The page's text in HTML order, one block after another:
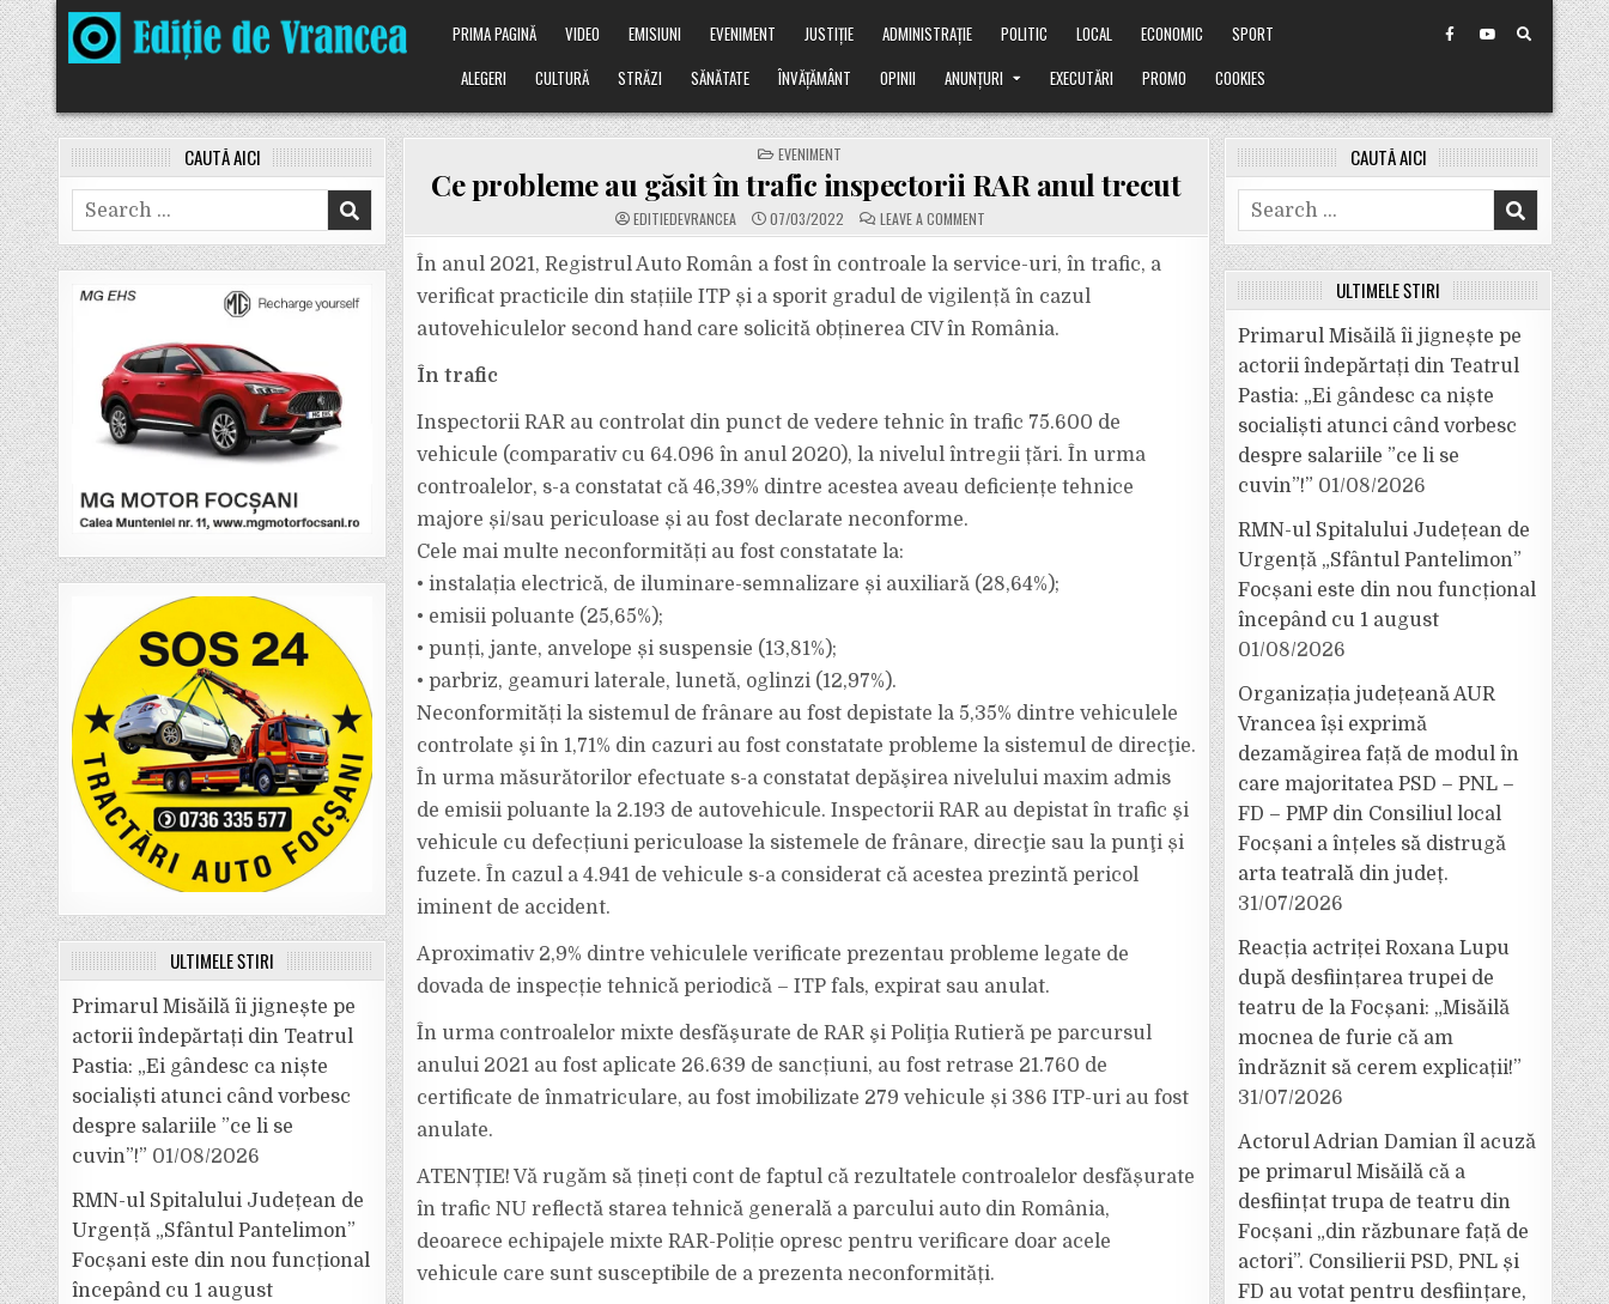
Skip
to
content
PRIMA PAGINĂ VIDEO EMISIUNI EVENIMENT JUSTIȚIE ADMINISTRAȚIE POLITIC LOCAL ECONOMIC
SPORT
ALEGERI
CULTURĂ STRĂZI SĂNĂTATE ÎNVĂȚĂMÂNT OPINII ANUNȚURI EXECUTĂRI PROMO COOKIES
POSTED
IN
EVENIMENT
Ce probleme au găsit în trafic inspectorii RAR anul trecut
EDITIEDEVRANCEA 07/03/2022 LEAVE A COMMENTON
CE
AU
GĂSIT
ÎN
TRAFIC
INSPECTORII
RAR
În anul 2021, Registrul Auto Român a fost în controale la service-uri, în trafic, a
verificat practicile din stațiile ITP și a sporit gradul de vigilență în cazul
autovehiculelor second hand care solicită obținerea CIV în România.
În trafic
Inspectorii RAR au controlat din punct de vedere tehnic în trafic 75.600 de
vehicule (comparativ cu 64.096 în anul 2020), la nivelul întregii țări. În urma
controalelor, s-a constatat că 46,39% dintre acestea aveau deficiențe tehnice
majore și/sau periculoase și au fost declarate neconforme.
Cele mai multe neconformități au fost constatate la:
• instalația electrică, de iluminare-semnalizare și auxiliară (28,64%);
• emisii poluante (25,65%);
• punți, jante, anvelope și suspensie (13,81%);
• parbriz, geamuri laterale, lunetă, oglinzi (12,97%).
Neconformități la sistemul de frânare au fost depistate la 5,35% dintre vehiculele
controlate şi în 1,71% din cazuri au fost constatate probleme la sistemul de direcţie.
În urma măsurătorilor efectuate s-a constatat depăşirea nivelului maxim admis
de emisii poluante la 2.193 de autovehicule. Inspectorii RAR au depistat în trafic şi
vehicule cu defecțiuni periculoase la sistemele de frânare, direcţie sau la punţi și
fuzete. În cazul a 4.941 de vehicule s-a considerat că acestea prezintă pericol
iminent de accident.
Aproximativ 2,9% dintre vehiculele verificate prezentau probleme legate de
dovada de inspecție tehnică periodică – ITP fals, expirat sau anulat.
În urma controalelor mixte desfăşurate de RAR şi Poliţia Rutieră pe parcursul
anului 2021 au fost aplicate 26.639 de sancțiuni, au fost retrase 21.760 de
certificate de înmatriculare, au fost imobilizate 279 vehicule și 386 ITP-uri au fost
anulate.
ATENȚIE! Vă rugăm să țineți cont de faptul că rezultatele controalelor desfășurate
în trafic NU reflectă starea tehnică generală a parcului auto din România,
deoarece echipajele mixte RAR-Poliție opresc pentru verificare doar acele
vehicule care sunt susceptibile de a prezenta neconformități.
CAUTĂ AICI
Search
for:
ULTIMELE ȘTIRI
Primarul Misăilă îi jignește pe
actorii îndepărtați din Teatrul
Pastia: „Ei gândesc ca niște
socialiști atunci când vorbesc
despre salariile ”ce li se
cuvin”!” 01/08/2026
RMN-ul Spitalului Județean de
Urgență „Sfântul Pantelimon”
Focșani este din nou funcțional
începând cu 1 august
CAUTĂ AICI
Search
for:
ULTIMELE ȘTIRI
Primarul Misăilă îi jignește pe
actorii îndepărtați din Teatrul
Pastia: „Ei gândesc ca niște
socialiști atunci când vorbesc
despre salariile ”ce li se
cuvin”!” 01/08/2026
RMN-ul Spitalului Județean de
Urgență „Sfântul Pantelimon”
Focșani este din nou funcțional
începând cu 1 august
01/08/2026
Organizația județeană AUR
Vrancea își exprimă
dezamăgirea față de modul în
care majoritatea PSD – PNL –
FD – PMP din Consiliul local
Focșani a înțeles să distrugă
arta teatrală din județ.
31/07/2026
Reacția actriței Roxana Lupu
după desființarea trupei de
teatru de la Focșani: „Misăilă
mocnea de furie că am
îndrăznit să cerem explicații!”
31/07/2026
Actorul Adrian Damian îl acuză
pe primarul Misăilă că a
desființat trupa de teatru din
Focșani „din răzbunare față de
actori”. Consilierii PSD, PNL și
FD au votat pentru desființare,